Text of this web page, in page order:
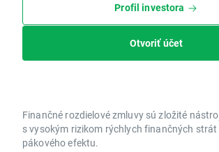
Profil investora
Otvoriť účet
Finančné rozdielové zmluvy sú zložité
s vysokým rizikom rýchlych finančných strát
pákového efektu.